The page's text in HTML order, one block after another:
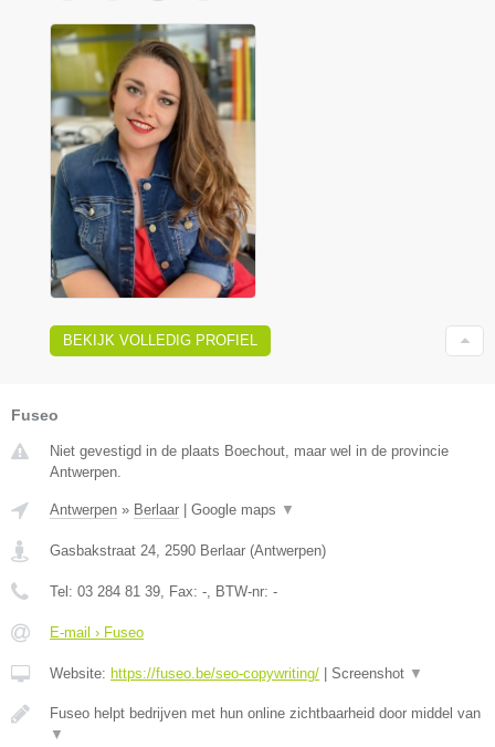
BEKIJK VOLLEDIG PROFIEL
Fuseo
Niet gevestigd in de plaats Boechout, maar wel in de provincie
Antwerpen.
Antwerpen » Berlaar Google maps ▼
Gasbakstraat 24, 2590 Berlaar (Antwerpen)
Tel: 03 284 81 39, Fax: -, BTW-nr: -
E-mail › Fuseo
Website: https://fuseo.be/seo-copywriting/ Screenshot ▼
Fuseo helpt bedrijven met hun online zichtbaarheid door middel van
▼